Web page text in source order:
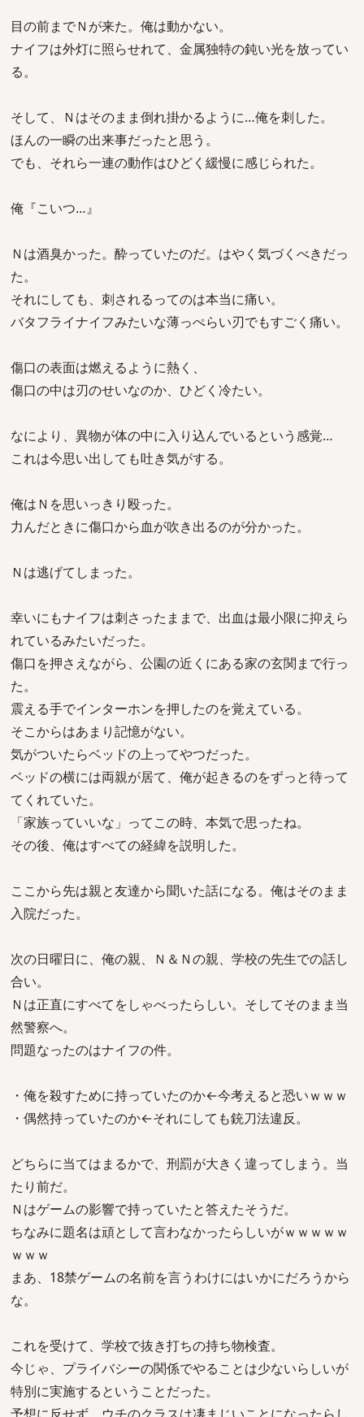
目の前までＮが来た。俺は動かない。
ナイフは外灯に照らせれて、金属独特の鈍い光を放ってい
る。
そして、Ｎはそのまま倒れ掛かるように…俺を刺した。
ほんの一瞬の出来事だったと思う。
でも、それら一連の動作はひどく緩慢に感じられた。
俺『こいつ…』
Ｎは酒臭かった。酔っていたのだ。はやく気づくべきだっ
た。
それにしても、刺されるってのは本当に痛い。
バタフライナイフみたいな薄っぺらい刃でもすごく痛い。
傷口の表面は燃えるように熱く、
傷口の中は刃のせいなのか、ひどく冷たい。
なにより、異物が体の中に入り込んでいるという感覚…
これは今思い出しても吐き気がする。
俺はＮを思いっきり殴った。
力んだときに傷口から血が吹き出るのが分かった。
Ｎは逃げてしまった。
幸いにもナイフは刺さったままで、出血は最小限に抑えら
れているみたいだった。
傷口を押さえながら、公園の近くにある家の玄関まで行っ
た。
震える手でインターホンを押したのを覚えている。
そこからはあまり記憶がない。
気がついたらベッドの上ってやつだった。
ベッドの横には両親が居て、俺が起きるのをずっと待って
てくれていた。
「家族っていいな」ってこの時、本気で思ったね。
その後、俺はすべての経緯を説明した。
ここから先は親と友達から聞いた話になる。俺はそのまま
入院だった。
次の日曜日に、俺の親、Ｎ＆Ｎの親、学校の先生での話し
合い。
Ｎは正直にすべてをしゃべったらしい。そしてそのまま当
然警察へ。
問題なったのはナイフの件。
・俺を殺すために持っていたのか←今考えると恐いｗｗｗ
・偶然持っていたのか←それにしても銃刀法違反。
どちらに当てはまるかで、刑罰が大きく違ってしまう。当
たり前だ。
Ｎはゲームの影響で持っていたと答えたそうだ。
ちなみに題名は頑として言わなかったらしいがｗｗｗｗｗ
ｗｗｗ
まあ、18禁ゲームの名前を言うわけにはいかにだろうから
な。
これを受けて、学校で抜き打ちの持ち物検査。
今じゃ、プライバシーの関係でやることは少ないらしいが
特別に実施するということだった。